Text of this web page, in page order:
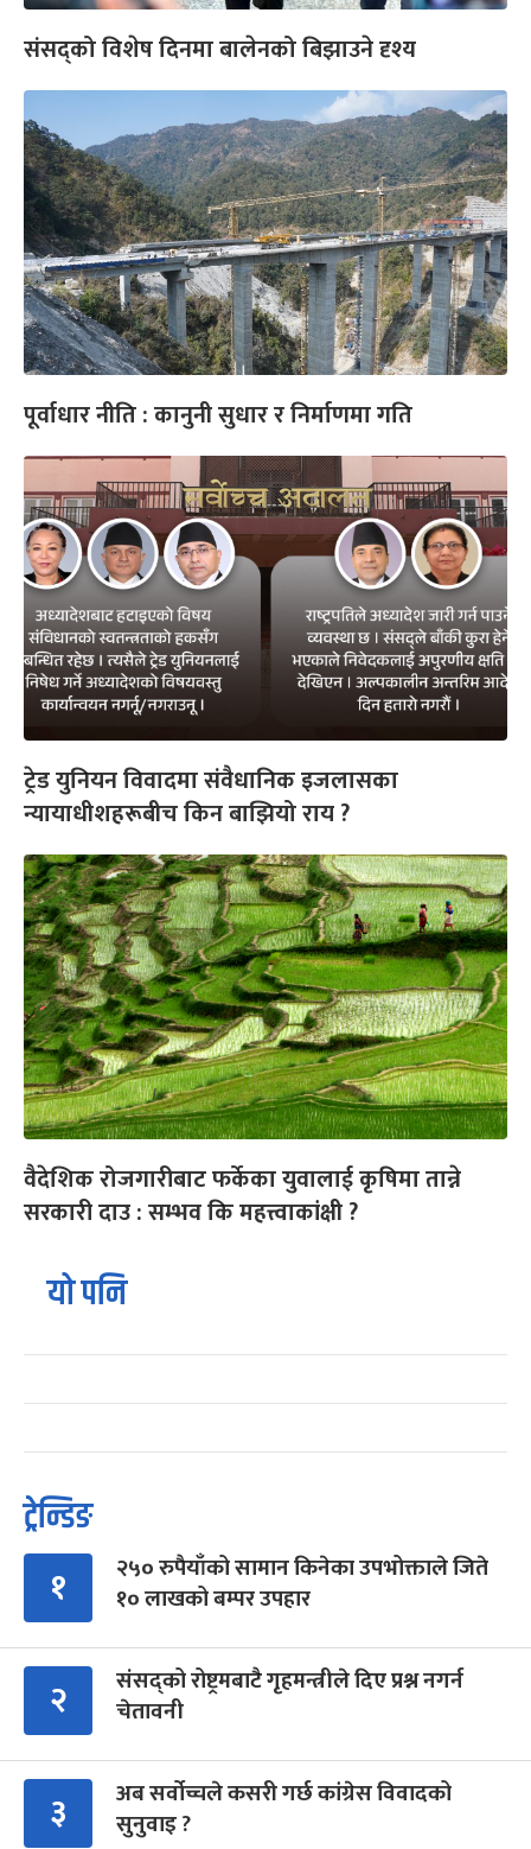
संसद्को विशेष दिनमा बालेनको बिझाउने दृश्य
पूर्वाधार नीति : कानुनी सुधार र निर्माणमा गति
ट्रेड युनियन विवादमा संवैधानिक इजलासका
न्यायाधीशहरूबीच किन बाझियो राय ?
वैदेशिक रोजगारीबाट फर्केका युवालाई कृषिमा तान्ने
सरकारी दाउ : सम्भव कि महत्त्वाकांक्षी ?
यो पनि
ट्रेन्डिङ
१
२५० रुपैयाँको सामान किनेका उपभोक्ताले जिते
१० लाखको बम्पर उपहार
२
संसद्को रोष्ट्रमबाटै गृहमन्त्रीले दिए प्रश्न नगर्न
चेतावनी
३
अब सर्वोच्चले कसरी गर्छ कांग्रेस विवादको
सुनुवाइ ?